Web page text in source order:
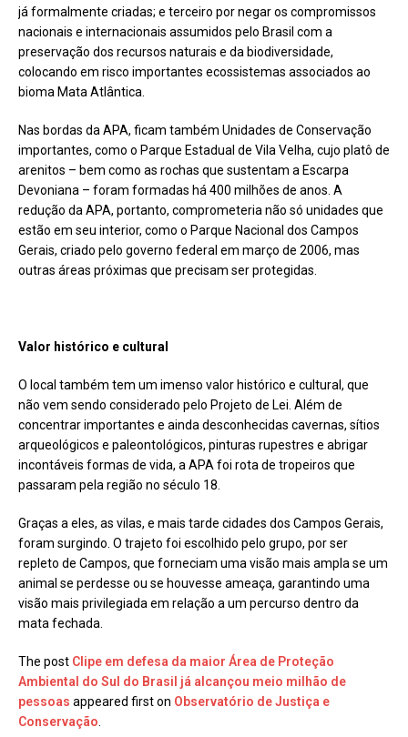
já formalmente criadas; e terceiro por negar os compromissos
nacionais e internacionais assumidos pelo Brasil com a
preservação dos recursos naturais e da biodiversidade,
colocando em risco importantes ecossistemas associados ao
bioma Mata Atlântica.
Nas bordas da APA, ficam também Unidades de Conservação
importantes, como o Parque Estadual de Vila Velha, cujo platô de
arenitos – bem como as rochas que sustentam a Escarpa
Devoniana – foram formadas há 400 milhões de anos. A
redução da APA, portanto, comprometeria não só unidades que
estão em seu interior, como o Parque Nacional dos Campos
Gerais, criado pelo governo federal em março de 2006, mas
outras áreas próximas que precisam ser protegidas.
Valor histórico e cultural
O local também tem um imenso valor histórico e cultural, que
não vem sendo considerado pelo Projeto de Lei. Além de
concentrar importantes e ainda desconhecidas cavernas, sítios
arqueológicos e paleontológicos, pinturas rupestres e abrigar
incontáveis formas de vida, a APA foi rota de tropeiros que
passaram pela região no século 18.
Graças a eles, as vilas, e mais tarde cidades dos Campos Gerais,
foram surgindo. O trajeto foi escolhido pelo grupo, por ser
repleto de Campos, que forneciam uma visão mais ampla se um
animal se perdesse ou se houvesse ameaça, garantindo uma
visão mais privilegiada em relação a um percurso dentro da
mata fechada.
The post Clipe em defesa da maior Área de Proteção
Ambiental do Sul do Brasil já alcançou meio milhão de
pessoas appeared first on Observatório de Justiça e
Conservação